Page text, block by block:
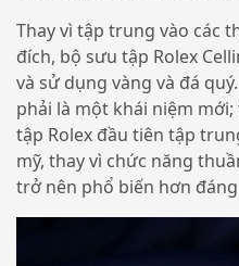
Thay vì tập trung vào các
đích, bộ sưu tập Rolex
và sử dụng vàng và đá
phải là một khái niệm
tập Rolex đầu tiên tập
mỹ, thay vì chức năng
trở nên phổ biến hơn